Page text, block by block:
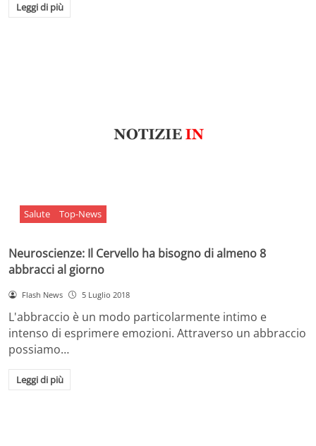
Leggi di più
Salute Top-News
Neuroscienze: Il Cervello ha bisogno di almeno 8
abbracci al giorno
Flash News 5 Luglio 2018
L'abbraccio è un modo particolarmente intimo e
intenso di esprimere emozioni. Attraverso un abbraccio
possiamo…
Leggi di più